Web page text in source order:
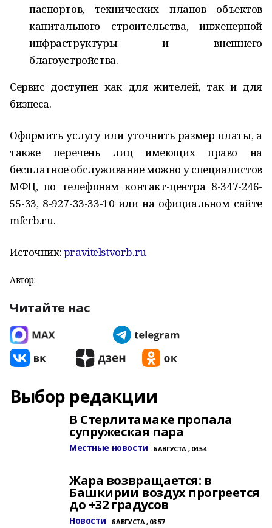
паспортов, технических планов объектов
капитального строительства, инженерной
инфраструктуры и внешнего
благоустройства.
Сервис доступен как для жителей, так и для
бизнеса.
Оформить услугу или уточнить размер платы, а
также перечень лиц имеющих право на
бесплатное обслуживание можно у специалистов
МФЦ, по телефонам контакт-центра 8-347-246-
55-33, 8-927-33-33-10 или на официальном сайте
mfcrb.ru.
Источник:pravitelstvorb.ru
Автор:
Читайте нас
Выбор редакции
В Стерлитамаке пропала
супружеская пара
Местные новости 6 АВГУСТА , 04:54
Жара возвращается: в
Башкирии воздух прогреется
до +32 градусов
Новости 6 АВГУСТА , 03:57